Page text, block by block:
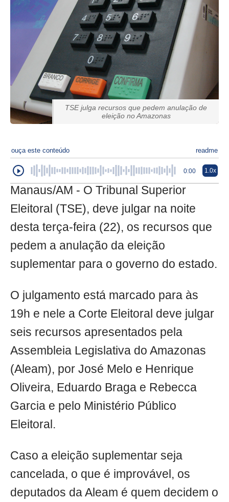
TSE julga recursos que pedem anulação de
eleição no Amazonas
ouça este conteúdo readme
0:00 1.0x
Manaus/AM - O Tribunal Superior
Eleitoral (TSE), deve julgar na noite
desta terça-feira (22), os recursos que
pedem a anulação da eleição
suplementar para o governo do estado.
O julgamento está marcado para às
19h e nele a Corte Eleitoral deve julgar
seis recursos apresentados pela
Assembleia Legislativa do Amazonas
(Aleam), por José Melo e Henrique
Oliveira, Eduardo Braga e Rebecca
Garcia e pelo Ministério Público
Eleitoral.
Caso a eleição suplementar seja
cancelada, o que é improvável, os
deputados da Aleam é quem decidem o